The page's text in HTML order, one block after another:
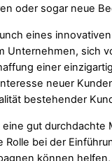
oder sogar neue
eines
Unternehmen, sich
einer
neuer
bestehender
eine gut durchdachte
bei der
können